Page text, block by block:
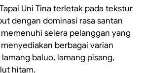
Uni Tina terletak pada tekstur
dengan dominasi rasa santan
selera pelanggan yang
berbagai varian
baluo, lamang pisang,
hitam.